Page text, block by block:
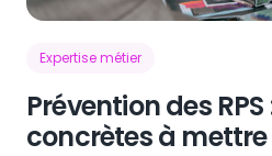
Expertise métier
Prévention des
concrètes à